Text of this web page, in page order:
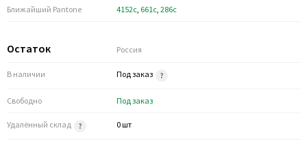
Ближайший Pantone 4152c, 661c, 286c
Остаток Россия
В наличии Под заказ
Свободно Под заказ
Удалённый склад 0 шт